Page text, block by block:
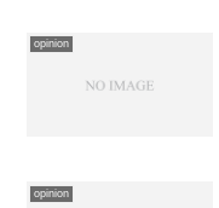
opinion
opinion